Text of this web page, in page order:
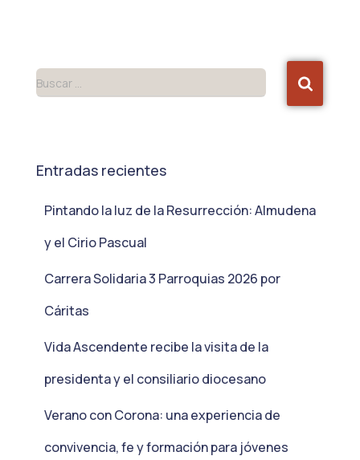
Buscar …
Entradas recientes
Pintando la luz de la Resurrección: Almudena
y el Cirio Pascual
Carrera Solidaria 3 Parroquias 2026 por
Cáritas
Vida Ascendente recibe la visita de la
presidenta y el consiliario diocesano
Verano con Corona: una experiencia de
convivencia, fe y formación para jóvenes